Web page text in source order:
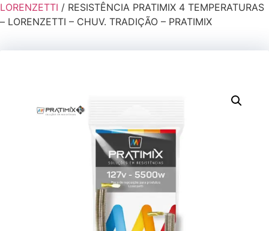
LORENZETTI / RESISTÊNCIA PRATIMIX 4 TEMPERATURAS
– LORENZETTI – CHUV. TRADIÇÃO – PRATIMIX